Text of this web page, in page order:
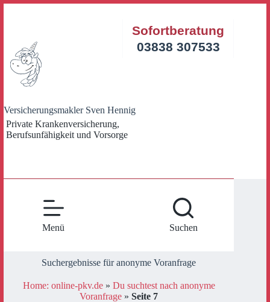
Versicherungsmakler Sven Hennig
Private Krankenversicherung,
Berufsunfähigkeit und Vorsorge
Sofortberatung
03838 307533
Menü Suchen
Suchergebnisse für anonyme Voranfrage
Home: online-pkv.de» Du suchtest nach anonyme
Voranfrage »Seite 7